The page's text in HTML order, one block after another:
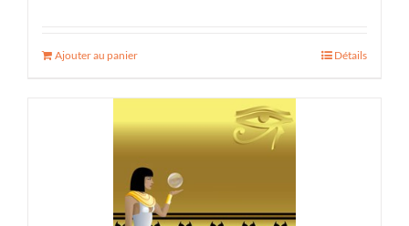
Ajouter au panier Détails